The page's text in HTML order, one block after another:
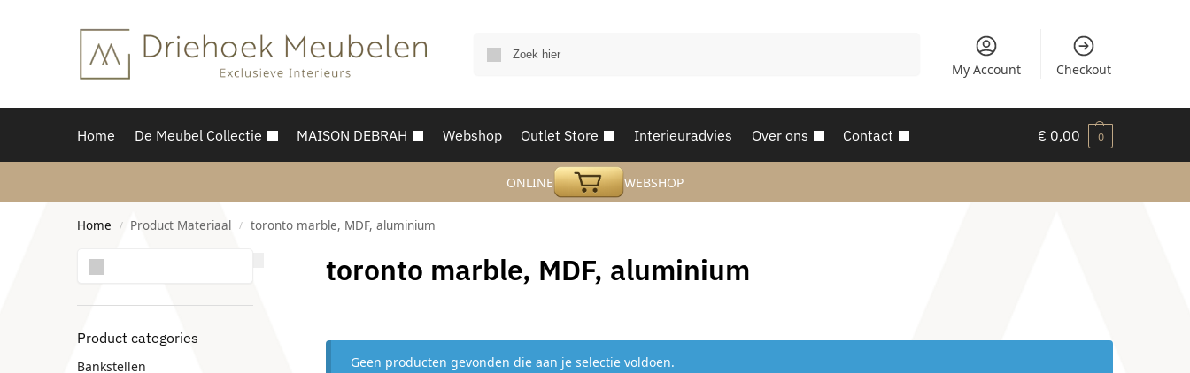
My Account Checkout
Home De Meubel Collectie MAISON DEBRAH Webshop Outlet Store Interieuradvies Over ons Contact € 0,00 0
ONLINE WEBSHOP
Home / Product Materiaal / toronto marble, MDF, aluminium
toronto marble, MDF, aluminium
Geen producten gevonden die aan je selectie voldoen.
Product categories
Bankstellen